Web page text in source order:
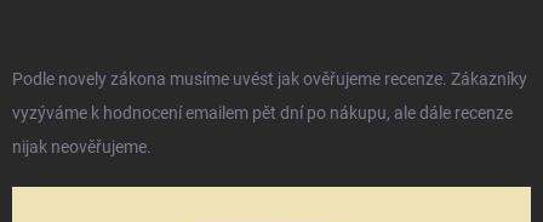
Podle novely zákona musíme uvést jak ověřujeme recenze. Zákazníky
vyzýváme k hodnocení emailem pět dní po nákupu, ale dále recenze
nijak neověřujeme.